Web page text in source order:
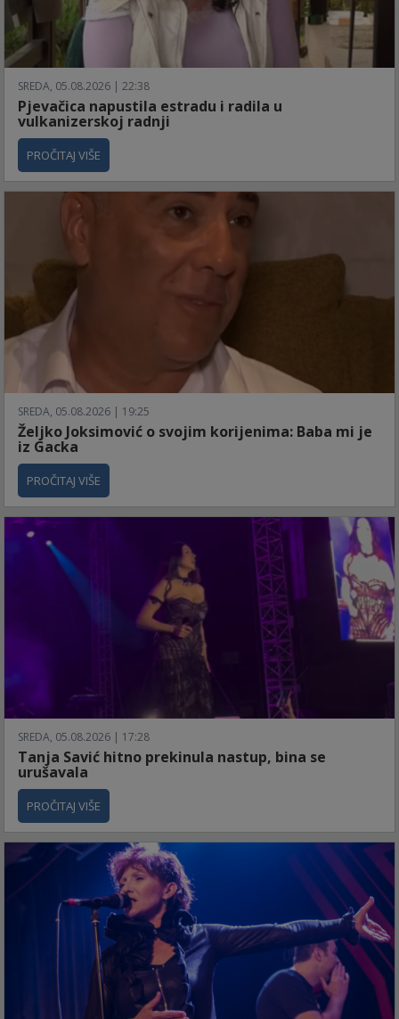
SREDA, 05.08.2026 | 22:38
Pjevačica napustila estradu i radila u
vulkanizerskoj radnji
PROČITAJ VIŠE
SREDA, 05.08.2026 | 19:25
Željko Joksimović o svojim korijenima: Baba mi je
iz Gacka
PROČITAJ VIŠE
SREDA, 05.08.2026 | 17:28
Tanja Savić hitno prekinula nastup, bina se
urušavala
PROČITAJ VIŠE